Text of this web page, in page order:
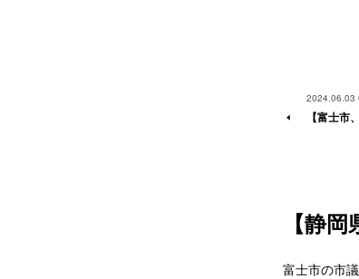
2024.06.03
【富士市
【静
富士市の市